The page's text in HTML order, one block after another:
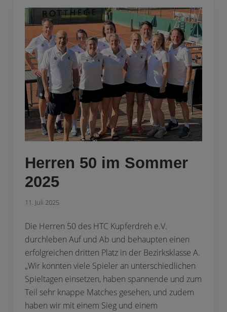
i
n
e
T
e
n
n
i
w
a
n
d
!
Herren 50 im Sommer
2025
11. Juli 2025
Die Herren 50 des HTC Kupferdreh e.V.
durchleben Auf und Ab und behaupten einen
erfolgreichen dritten Platz in der Bezirksklasse A.
„Wir konnten viele Spieler an unterschiedlichen
Spieltagen einsetzen, haben spannende und zum
Teil sehr knappe Matches gesehen, und zudem
haben wir mit einem Sieg und einem